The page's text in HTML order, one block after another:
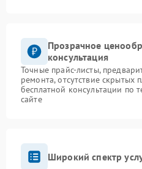
Прозрачное
консультация
Точные прайс-листы,
ремонта, отсутствие скрытых
бесплатной консультации по
сайте
Широкий спектр